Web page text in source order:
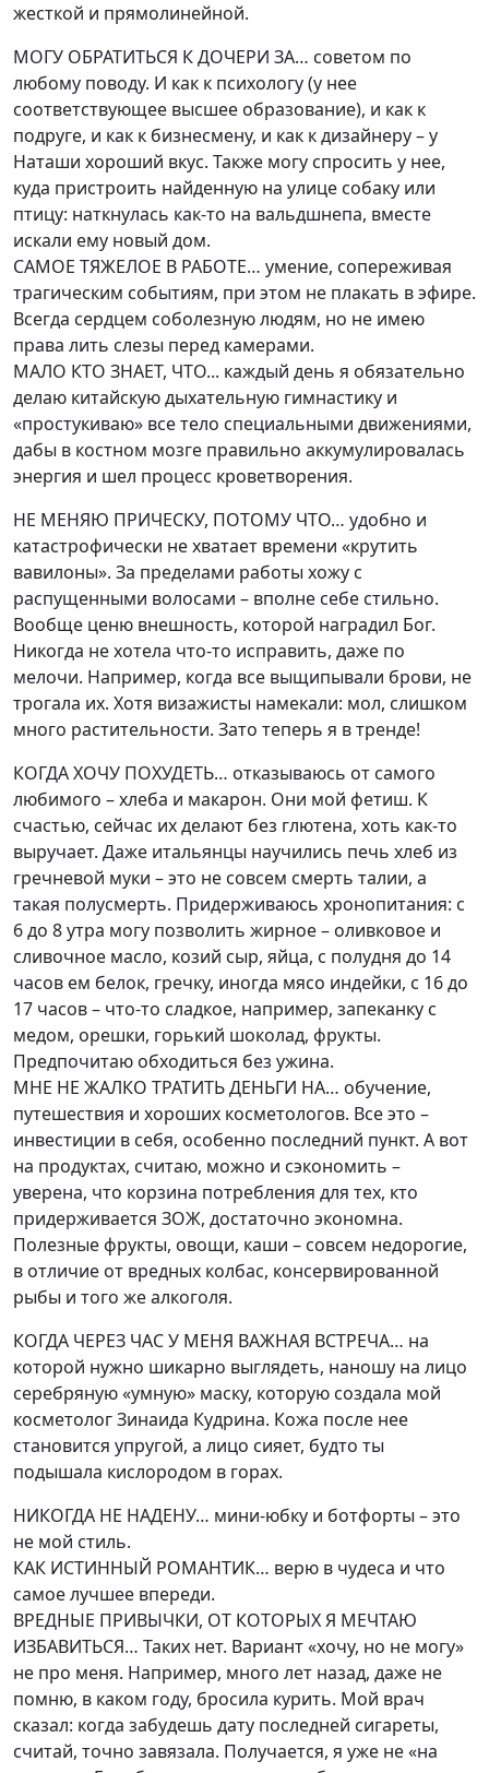
жесткой и прямолинейной.
МОГУ ОБРАТИТЬСЯ К ДОЧЕРИ ЗА… советом по
любому поводу. И как к психологу (у нее
соответствующее высшее образование), и как к
подруге, и как к бизнесмену, и как к дизайнеру – у
Наташи хороший вкус. Также могу спросить у нее,
куда пристроить найденную на улице собаку или
птицу: наткнулась как-то на вальдшнепа, вместе
искали ему новый дом.
САМОЕ ТЯЖЕЛОЕ В РАБОТЕ… умение, сопереживая
трагическим событиям, при этом не плакать в эфире.
Всегда сердцем соболезную людям, но не имею
права лить слезы перед камерами.
МАЛО КТО ЗНАЕТ, ЧТО... каждый день я обязательно
делаю китайскую дыхательную гимнастику и
«простукиваю» все тело специальными движениями,
дабы в костном мозге правильно аккумулировалась
энергия и шел процесс кроветворения.
НЕ МЕНЯЮ ПРИЧЕСКУ, ПОТОМУ ЧТО… удобно и
катастрофически не хватает времени «крутить
вавилоны». За пределами работы хожу с
распущенными волосами – вполне себе стильно.
Вообще ценю внешность, которой наградил Бог.
Никогда не хотела что-то исправить, даже по
мелочи. Например, когда все выщипывали брови, не
трогала их. Хотя визажисты намекали: мол, слишком
много растительности. Зато теперь я в тренде!
КОГДА ХОЧУ ПОХУДЕТЬ… отказываюсь от самого
любимого – хлеба и макарон. Они мой фетиш. К
счастью, сейчас их делают без глютена, хоть как-то
выручает. Даже итальянцы научились печь хлеб из
гречневой муки – это не совсем смерть талии, а
такая полусмерть. Придерживаюсь хронопитания: с
6 до 8 утра могу позволить жирное – оливковое и
сливочное масло, козий сыр, яйца, с полудня до 14
часов ем белок, гречку, иногда мясо индейки, с 16 до
17 часов – что-то сладкое, например, запеканку с
медом, орешки, горький шоколад, фрукты.
Предпочитаю обходиться без ужина.
МНЕ НЕ ЖАЛКО ТРАТИТЬ ДЕНЬГИ НА… обучение,
путешествия и хороших косметологов. Все это –
инвестиции в себя, особенно последний пункт. А вот
на продуктах, считаю, можно и сэкономить –
уверена, что корзина потребления для тех, кто
придерживается ЗОЖ, достаточно экономна.
Полезные фрукты, овощи, каши – совсем недорогие,
в отличие от вредных колбас, консервированной
рыбы и того же алкоголя.
КОГДА ЧЕРЕЗ ЧАС У МЕНЯ ВАЖНАЯ ВСТРЕЧА… на
которой нужно шикарно выглядеть, наношу на лицо
серебряную «умную» маску, которую создала мой
косметолог Зинаида Кудрина. Кожа после нее
становится упругой, а лицо сияет, будто ты
подышала кислородом в горах.
НИКОГДА НЕ НАДЕНУ… мини-юбку и ботфорты – это
не мой стиль.
КАК ИСТИННЫЙ РОМАНТИК… верю в чудеса и что
самое лучшее впереди.
ВРЕДНЫЕ ПРИВЫЧКИ, ОТ КОТОРЫХ Я МЕЧТАЮ
ИЗБАВИТЬСЯ… Таких нет. Вариант «хочу, но не могу»
не про меня. Например, много лет назад, даже не
помню, в каком году, бросила курить. Мой врач
сказал: когда забудешь дату последней сигареты,
считай, точно завязала. Получается, я уже не «на